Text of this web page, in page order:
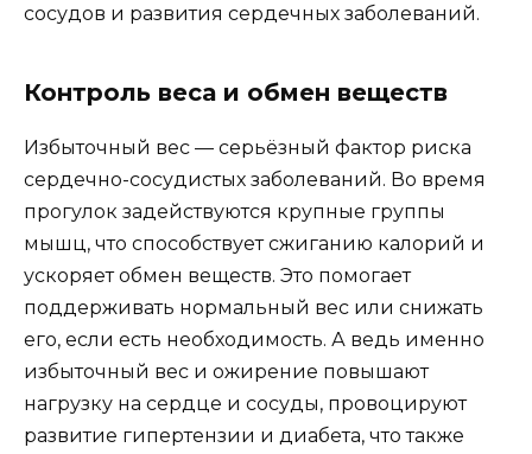
сосудов и развития сердечных заболеваний.
Контроль веса и обмен веществ
Избыточный вес — серьёзный фактор риска
сердечно-сосудистых заболеваний. Во время
прогулок задействуются крупные группы
мышц, что способствует сжиганию калорий и
ускоряет обмен веществ. Это помогает
поддерживать нормальный вес или снижать
его, если есть необходимость. А ведь именно
избыточный вес и ожирение повышают
нагрузку на сердце и сосуды, провоцируют
развитие гипертензии и диабета, что также